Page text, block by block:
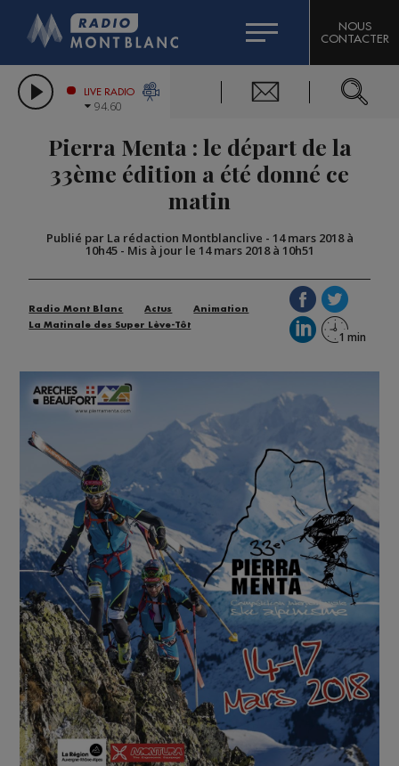
LES CHRONIQUES DE L'EXPERT
CITIZEN MACHINERY
GRAND MASSIF DOMAINES SKIABLES
BIGARD
COMPAGNIE DU MONT-BLANC
NOUS
CONTACTER
LIVE RADIO
94.60
Pierra Menta : le départ de la
33ème édition a été donné ce
matin
Publié par La rédaction Montblanclive - 14 mars 2018 à
10h45- Mis à jour le 14 mars 2018 à 10h51
Radio Mont Blanc Actus
Animation
La Matinale des Super Lève-Tôt